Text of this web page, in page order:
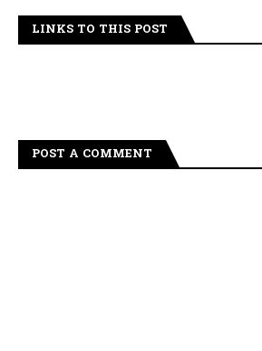
LINKS TO THIS POST
POST A COMMENT